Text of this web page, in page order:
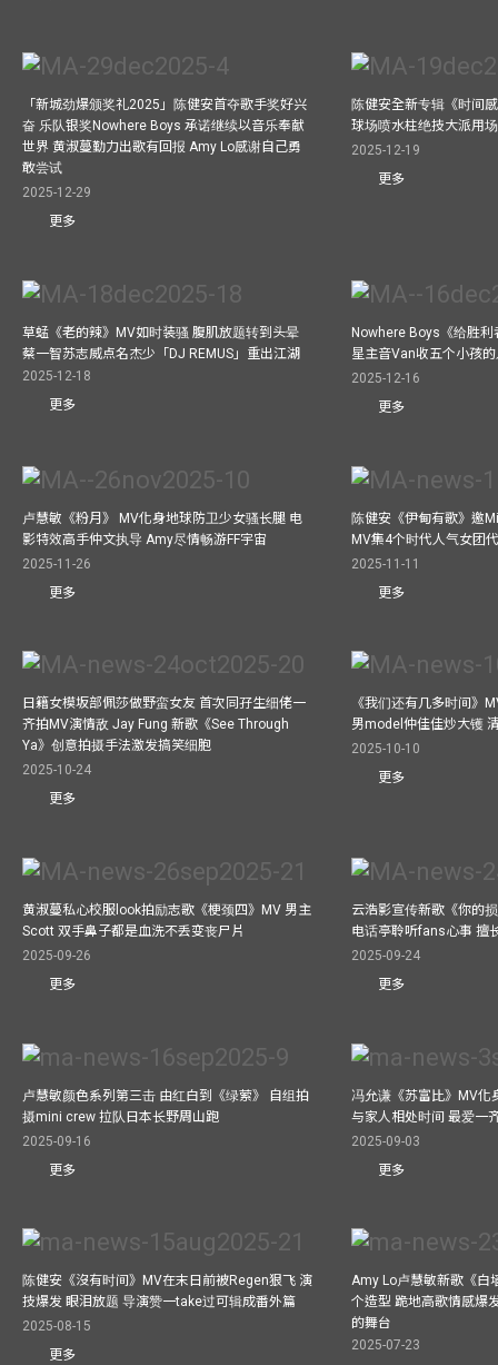
「新城劲爆颁奖礼2025」陈健安首夺歌手奖好兴
奋 乐队银奖Nowhere Boys 承诺继续以音乐奉献
世界 黄淑蔓勤力出歌有回报 Amy Lo感谢自己勇
敢尝试
2025-12-29
更多
陈健安全新专辑《时间
球场喷水柱绝技大派用
2025-12-19
更多
草蜢《老的辣》MV如时装骚 腹肌放题转到头晕
蔡一智苏志威点名杰少「DJ REMUS」重出江湖
2025-12-18
更多
Nowhere Boys《给胜
星主音Van收五个小孩
2025-12-16
更多
卢慧敏《粉月》 MV化身地球防卫少女骚长腿 电
影特效高手仲文执导 Amy尽情畅游FF宇宙
2025-11-26
更多
陈健安《伊甸有歌》邀
MV集4个时代人气女团
2025-11-11
更多
日籍女模坂部佩莎做野蛮女友 首次同孖生细佬一
齐拍MV演情敌 Jay Fung 新歌《See Through
Ya》创意拍摄手法激发搞笑细胞
2025-10-24
更多
《我们还有几多时间》
男model仲佳佳炒大镬
2025-10-10
更多
黄淑蔓私心校服look拍励志歌《梗颈四》MV 男主
Scott 双手鼻子都是血洗不丢变丧尸片
2025-09-26
更多
云浩影宣传新歌《你的
电话亭聆听fans心事 擅
2025-09-24
更多
卢慧敏颜色系列第三击 由红白到《绿萦》 自组拍
摄mini crew 拉队日本长野周山跑
2025-09-16
更多
冯允谦《苏富比》MV化
与家人相处时间 最爱一
2025-09-03
更多
陈健安《沒有时间》MV在末日前被Regen狠飞 演
技爆发 眼泪放题 导演赞一take过可辑成番外篇
2025-08-15
更多
Amy Lo卢慧敏新歌《白
个造型 跪地高歌情感爆
的舞台
2025-07-23